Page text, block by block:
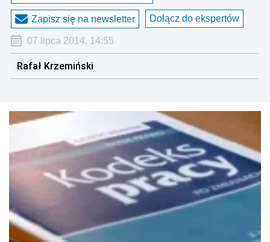
Zapisz się na newsletter Dołącz do ekspertów
07 lipca 2014, 14:55
Rafał Krzemiński